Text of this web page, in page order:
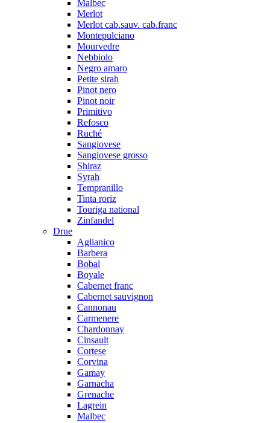
Malbec
Merlot
Merlot cab.sauv. cab.franc
Montepulciano
Mourvedre
Nebbiolo
Negro amaro
Petite sirah
Pinot nero
Pinot noir
Primitivo
Refosco
Ruché
Sangiovese
Sangiovese grosso
Shiraz
Syrah
Tempranillo
Tinta roriz
Touriga national
Zinfandel
Drue
Aglianico
Barbera
Bobal
Boyale
Cabernet franc
Cabernet sauvignon
Cannonau
Carmenere
Chardonnay
Cinsault
Cortese
Corvina
Gamay
Garnacha
Grenache
Lagrein
Malbec